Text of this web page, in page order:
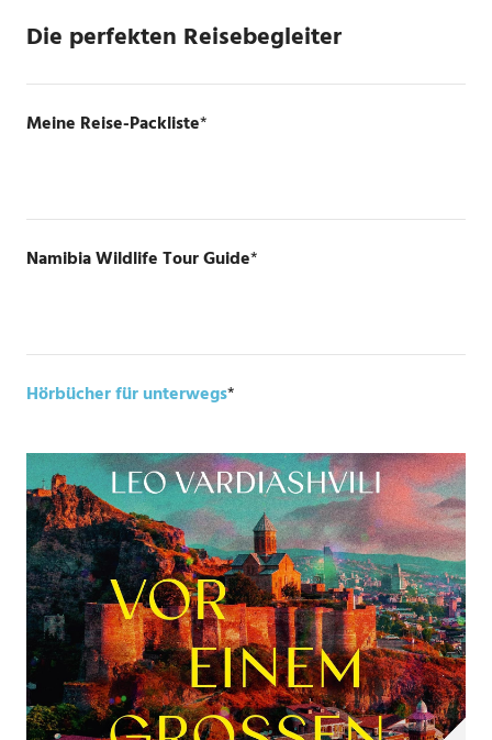
Die perfekten Reisebegleiter
Meine Reise-Packliste*
Namibia Wildlife Tour Guide*
Hörbücher für unterwegs*